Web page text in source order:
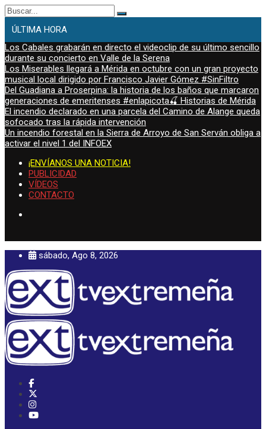
Buscar:
ÚLTIMA HORA
Los Cabales grabarán en directo el videoclip de su último sencillo
durante su concierto en Valle de la Serena
Los Miserables llegará a Mérida en octubre con un gran proyecto
musical local dirigido por Francisco Javier Gómez #SinFiltro
Del Guadiana a Proserpina: la historia de los baños que marcaron
generaciones de emeritenses #enlapicota🍒 Historias de Mérida
El incendio declarado en una parcela del Camino de Alange queda
sofocado tras la rápida intervención
Un incendio forestal en la Sierra de Arroyo de San Serván obliga a
activar el nivel 1 del INFOEX
¡ENVÍANOS UNA NOTICIA!
PUBLICIDAD
VÍDEOS
CONTACTO
sábado, Ago 8, 2026